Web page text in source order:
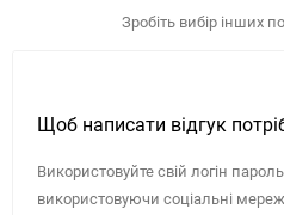
Зробіть вибір інших
Щоб написати відгук
Використовуйте свій логін
використовуючи соціальні